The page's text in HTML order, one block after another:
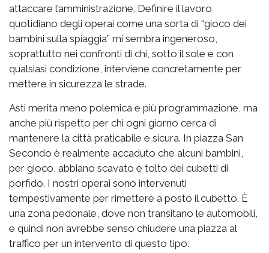
attaccare l’amministrazione. Definire il lavoro
quotidiano degli operai come una sorta di “gioco dei
bambini sulla spiaggia” mi sembra ingeneroso,
soprattutto nei confronti di chi, sotto il sole e con
qualsiasi condizione, interviene concretamente per
mettere in sicurezza le strade.
Asti merita meno polemica e più programmazione, ma
anche più rispetto per chi ogni giorno cerca di
mantenere la città praticabile e sicura. In piazza San
Secondo è realmente accaduto che alcuni bambini,
per gioco, abbiano scavato e tolto dei cubetti di
porfido. I nostri operai sono intervenuti
tempestivamente per rimettere a posto il cubetto. È
una zona pedonale, dove non transitano le automobili,
e quindi non avrebbe senso chiudere una piazza al
traffico per un intervento di questo tipo.